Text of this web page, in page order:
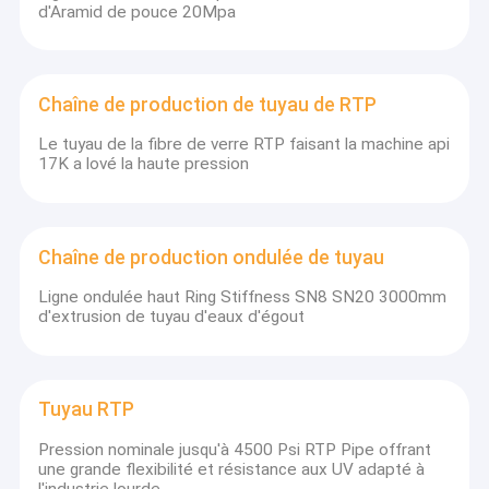
d'Aramid de pouce 20Mpa
Chaîne de production de tuyau de RTP
Le tuyau de la fibre de verre RTP faisant la machine api
17K a lové la haute pression
Chaîne de production ondulée de tuyau
Ligne ondulée haut Ring Stiffness SN8 SN20 3000mm
d'extrusion de tuyau d'eaux d'égout
Tuyau RTP
Pression nominale jusqu'à 4500 Psi RTP Pipe offrant
une grande flexibilité et résistance aux UV adapté à